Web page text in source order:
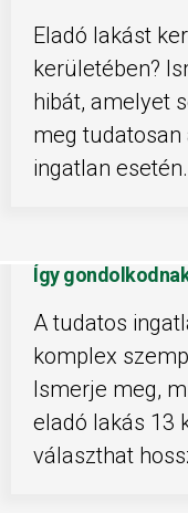
Eladó lakást
kerületében?
hibát, amelyet
meg
ingatlan esetén.
Így
A tudatos
komplex
Ismerje meg,
eladó lakás 13
választhat